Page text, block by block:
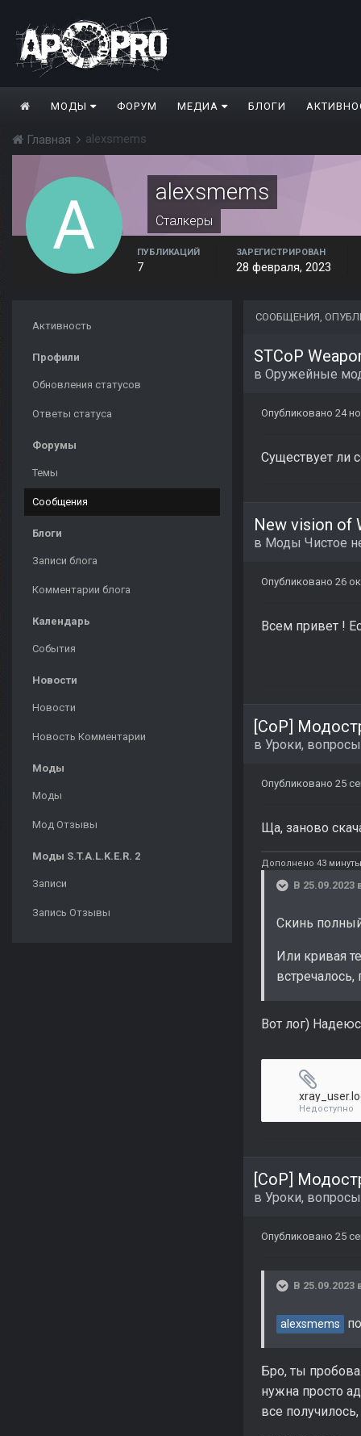
МОДЫ ФОРУМ МЕДИА БЛОГИ
Главная alexsmems
alexsmems
Сталкеры
ПУБЛИКАЦИЙ
7
ЗАРЕГИСТРИРОВАН
28 февраля, 2023
Активность
Профили
Обновления статусов
Ответы статуса
Форумы
Темы
Сообщения
Блоги
Записи блога
Комментарии блога
Календарь
События
Новости
Новости
Новость Комментарии
Моды
Моды
Мод Отзывы
Моды S.T.A.L.K.E.R. 2
Записи
Запись Отзывы
СООБЩЕНИЯ,
STCoP
в Оружейные
Опубликовано 24
Существует ли
New vision of
в Моды Чистое
Опубликовано 26
Всем привет !
[CoP]
в Уроки,
Опубликовано 25
Ща, заново
Дополнено 43
В 25.09.2023
Скинь
Или кривая
Вот лог)
Недоступно
[CoP]
в Уроки,
Опубликовано 25
В 25.09.2023
alexsmems
Бро, ты
нужна просто
все